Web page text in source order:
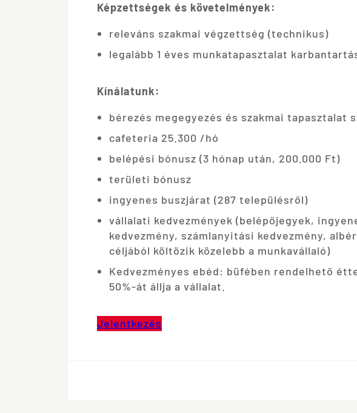
Képzettségek és követelmények:
releváns szakmai végzettség (technikus)
legalább 1 éves munkatapasztalat
Kínálatunk:
bérezés megegyezés és szakmai tapasztalat
cafeteria 25.300 /hó
belépési bónusz (3 hónap után, 200.000 Ft)
területi bónusz
ingyenes buszjárat (287 településről)
vállalati kedvezmények (belépőjegyek,
kedvezmény, számlanyitási kedvezmény,
céljából költözik közelebb a munkavállaló)
Kedvezményes ebéd: büfében rendelhető
50%-át állja a vállalat.
Jelentkezés